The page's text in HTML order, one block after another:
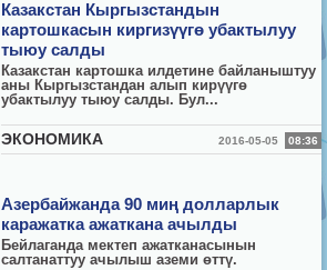
Казакстан Кыргызстандын
картошкасын киргизүүгө убактылуу
тыюу салды
Казакстан картошка илдетине байланыштуу
аны Кыргызстандан алып кирүүгө
убактылуу тыюу салды. Бул...
ЭКОНОМИКА 2016-05-05 08:36
Азербайжанда 90 миң долларлык
каражатка ажаткана ачылды
Бейлаганда мектеп ажатканасынын
салтанаттуу ачылыш аземи өттү.